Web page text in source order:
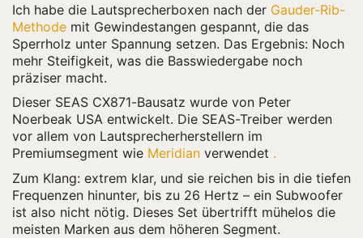
Ich habe die Lautsprecherboxen nach der Gauder-Rib-
Methode mit Gewindestangen gespannt, die das
Sperrholz unter Spannung setzen. Das Ergebnis: Noch
mehr Steifigkeit, was die Basswiedergabe noch
präziser macht.
Dieser SEAS CX871-Bausatz wurde von Peter
Noerbeak USA entwickelt. Die SEAS-Treiber werden
vor allem von Lautsprecherherstellern im
Premiumsegment wie Meridian verwendet .
Zum Klang: extrem klar, und sie reichen bis in die tiefen
Frequenzen hinunter, bis zu 26 Hertz – ein Subwoofer
ist also nicht nötig. Dieses Set übertrifft mühelos die
meisten Marken aus dem höheren Segment.